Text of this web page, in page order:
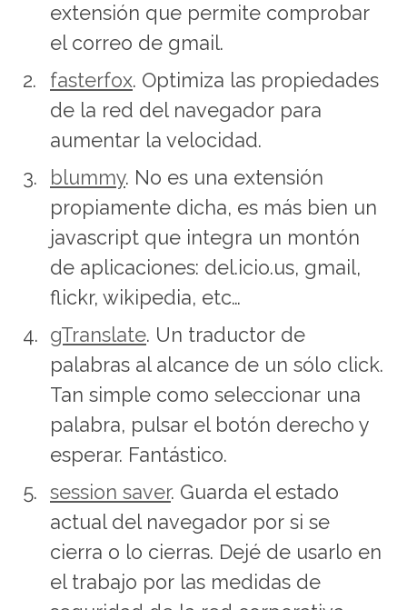
extensión que permite comprobar
el correo de gmail.
fasterfox. Optimiza las propiedades
de la red del navegador para
aumentar la velocidad.
blummy. No es una extensión
propiamente dicha, es más bien un
javascript que integra un montón
de aplicaciones: del.icio.us, gmail,
flickr, wikipedia, etc…
gTranslate. Un traductor de
palabras al alcance de un sólo click.
Tan simple como seleccionar una
palabra, pulsar el botón derecho y
esperar. Fantástico.
session saver. Guarda el estado
actual del navegador por si se
cierra o lo cierras. Dejé de usarlo en
el trabajo por las medidas de